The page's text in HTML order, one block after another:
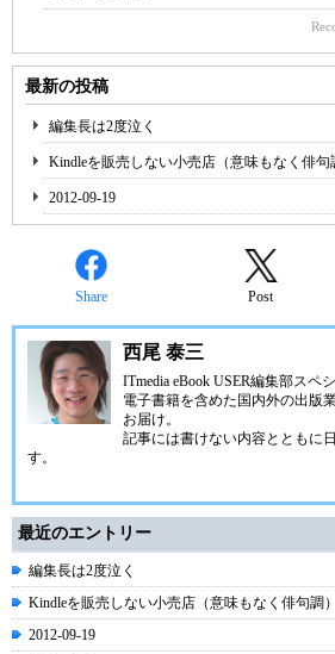
最新の投稿
編集長は2度泣く
Kindleを販売しない小売店（意味もなく俳句
2012-09-19
Share Post
西尾 泰三
ITmedia eBook USER編集部スペ
電子書籍を含めた国内外の出版
お届け。
記事には書けない内容とともに
す。
最近のエントリー
編集長は2度泣く
Kindleを販売しない小売店（意味もなく俳句調）
2012-09-19